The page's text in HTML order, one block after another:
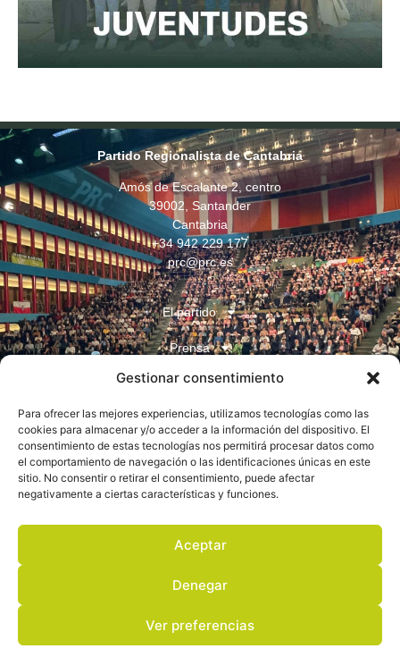
Gestionar consentimiento
Para ofrecer las mejores experiencias, utilizamos tecnologías como las
cookies para almacenar y/o acceder a la información del dispositivo. El
consentimiento de estas tecnologías nos permitirá procesar datos como
el comportamiento de navegación o las identificaciones únicas en este
sitio. No consentir o retirar el consentimiento, puede afectar
negativamente a ciertas características y funciones.
Aceptar
Denegar
Ver preferencias
Partido Regionalista de Cantabria
Amós de Escalante 2, centro
39002, Santander
Cantabria
+34 942 229 177
prc@prc.es
El partido
Prensa
Juventudes
Contacto
Aviso legal
Política de privacidad
Política de cookies